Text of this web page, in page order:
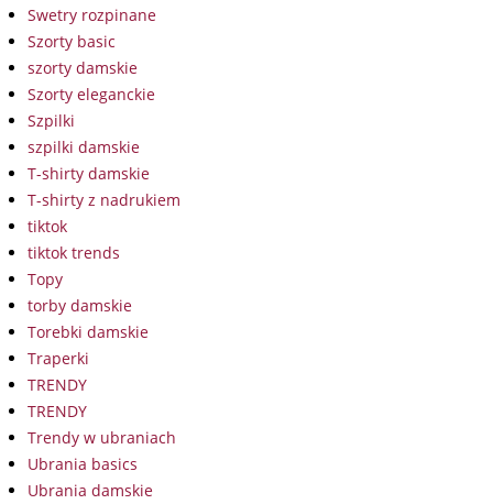
Swetry rozpinane
Szorty basic
szorty damskie
Szorty eleganckie
Szpilki
szpilki damskie
T-shirty damskie
T-shirty z nadrukiem
tiktok
tiktok trends
Topy
torby damskie
Torebki damskie
Traperki
TRENDY
TRENDY
Trendy w ubraniach
Ubrania basics
Ubrania damskie